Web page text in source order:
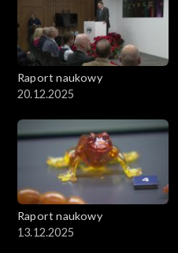
Raport naukowy
20.12.2025
Raport naukowy
13.12.2025